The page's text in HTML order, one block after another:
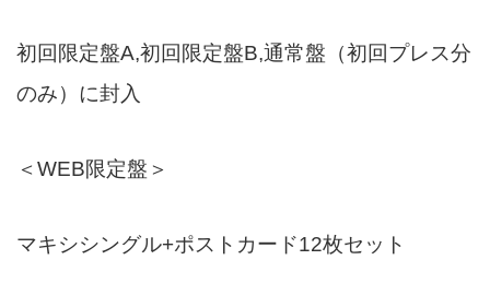
初回限定盤A,初回限定盤B,通常盤（初回プレス分
のみ）に封入
＜WEB限定盤＞
マキシシングル+ポストカード12枚セット